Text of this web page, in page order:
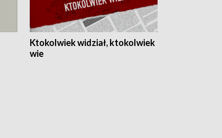
Ktokolwiek widział, ktokolwiek
wie